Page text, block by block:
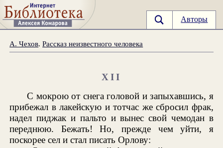
Авторы
А. Чехов.Рассказ неизвестного человека
XII
С мокрою от снега головой и запыхавшись, я
прибежал в лакейскую и тотчас же сбросил фрак,
надел пиджак и пальто и вынес свой чемодан в
переднюю. Бежать! Но, прежде чем уйти, я
поскорее сел и стал писать Орлову: